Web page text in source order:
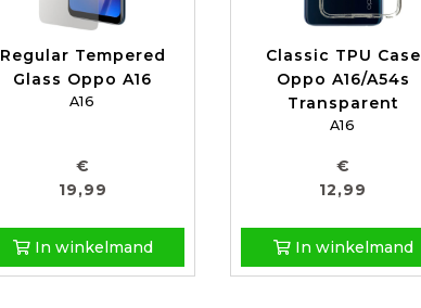
Regular Tempered
Glass Oppo A16
A16
€
19,99
In winkelmand
Classic TPU Case
Oppo A16/A54s
Transparent
A16
€
12,99
In winkelmand